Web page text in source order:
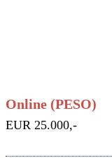
Online (PESO)
EUR 25.000,-